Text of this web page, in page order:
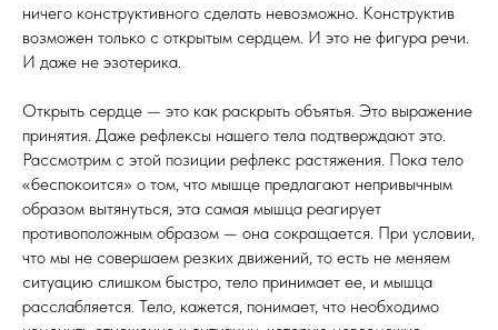
ничего конструктивного сделать невозможно. Конструктив
возможен только с открытым сердцем. И это не фигура речи.
И даже не эзотерика.
Открыть сердце — это как раскрыть объятья. Это выражение
принятия. Даже рефлексы нашего тела подтверждают это.
Рассмотрим с этой позиции рефлекс растяжения. Пока тело
«беспокоится» о том, что мышце предлагают непривычным
образом вытянуться, эта самая мышца реагирует
противоположным образом — она сокращается. При условии,
что мы не совершаем резких движений, то есть не меняем
ситуацию слишком быстро, тело принимает ее, и мышца
расслабляется. Тело, кажется, понимает, что необходимо